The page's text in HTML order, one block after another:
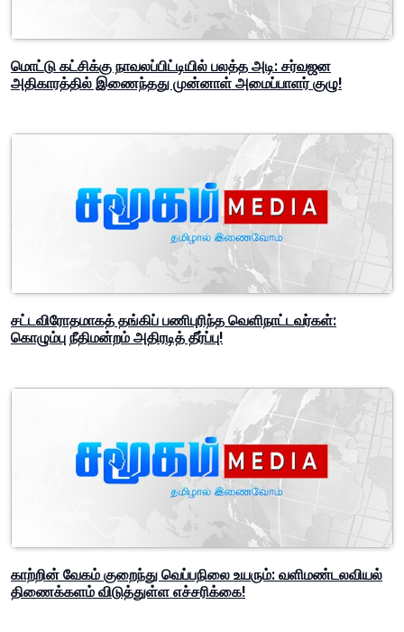
மொட்டு கட்சிக்கு நாவலப்பிட்டியில் பலத்த அடி: சர்வஜன
அதிகாரத்தில் இணைந்தது முன்னாள் அமைப்பாளர் குழு!
சட்டவிரோதமாகத் தங்கிப் பணிபுரிந்த வெளிநாட்டவர்கள்:
கொழும்பு நீதிமன்றம் அதிரடித் தீர்ப்பு!
காற்றின் வேகம் குறைந்து வெப்பநிலை உயரும்: வளிமண்டலவியல்
திணைக்களம் விடுத்துள்ள எச்சரிக்கை!